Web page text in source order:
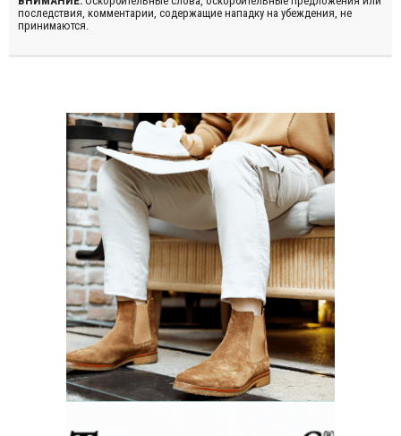
последствия, комментарии, содержащие нападку на убеждения, не
принимаются.